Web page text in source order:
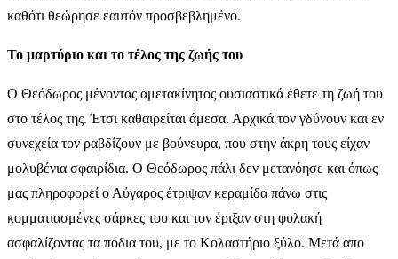
καθότι θεώρησε εαυτόν προσβεβλημένο.
Το μαρτύριο και το τέλος της ζωής του
Ο Θεόδωρος μένοντας αμετακίνητος ουσιαστικά έθετε τη ζωή του
στο τέλος της. Έτσι καθαιρείται άμεσα. Αρχικά τον γδύνουν και εν
συνεχεία τον ραβδίζουν με βούνευρα, που στην άκρη τους είχαν
μολυβένια σφαιρίδια. Ο Θεόδωρος πάλι δεν μετανόησε και όπως
μας πληροφορεί ο Αύγαρος έτριψαν κεραμίδα πάνω στις
κομματιασμένες σάρκες του και τον έριξαν στη φυλακή
ασφαλίζοντας τα πόδια του, με το Κολαστήριο ξύλο. Μετά απο